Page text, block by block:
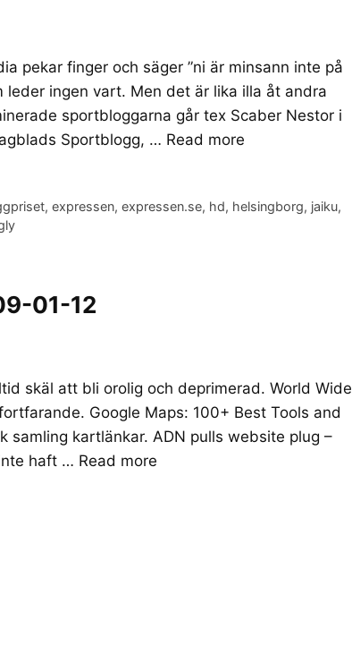
pekar finger och säger ”ni är minsann inte på
ingen vart. Men det är lika illa åt andra
sportbloggarna går tex Scaber Nestor i
Sportblogg, … Read more
,expressen,expressen.se, hd, helsingborg, jaiku,
01-12
skäl att bli orolig och deprimerad. World Wide
Google Maps: 100+ Best Tools and
samling kartlänkar. ADN pulls website plug –
haft … Read more